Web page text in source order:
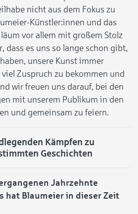
nicht aus dem Fokus zu
Künstler:innen und das
vor allem mit großem Stolz
dass es uns so lange schon gibt,
unsere Kunst immer
Zuspruch zu bekommen und
wir freuen uns darauf, bei den
mit unserem Publikum in den
und gemeinsam zu feiern.
Kämpfen zu
Geschichten
Jahrzehnte
hat Blaumeier in dieser Zeit